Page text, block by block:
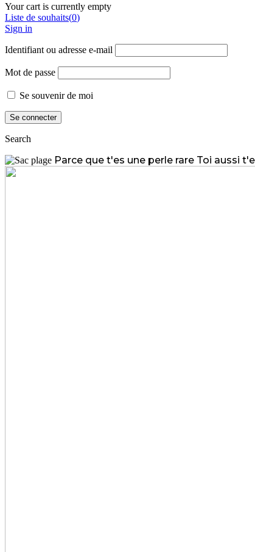
Your cart is currently empty
Liste de souhaits(0)
Sign in
Identifiant ou adresse e-mail
Mot de passe
Se souvenir de moi
Search
Parce que t'es une perle rare Toi aussi